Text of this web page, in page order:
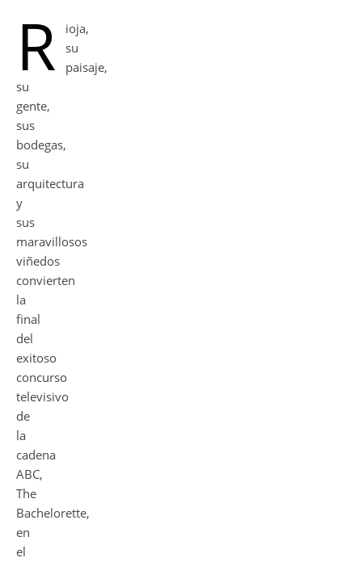
R
ioja,
su
paisaje,
su
gente,
sus
bodegas,
su
arquitectura
y
sus
maravillosos
viñedos
convierten
la
final
del
exitoso
concurso
televisivo
de
la
cadena
ABC,
The
Bachelorette,
en
el